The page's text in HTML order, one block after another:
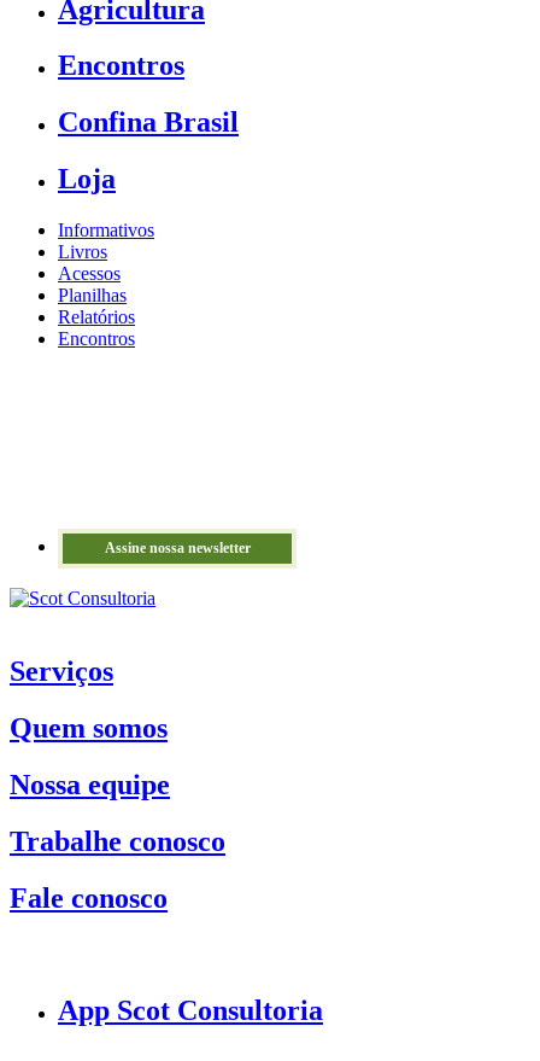
Agricultura
Encontros
Confina Brasil
Loja
Informativos
Livros
Acessos
Planilhas
Relatórios
Encontros
Assine nossa newsletter
Serviços
Quem somos
Nossa equipe
Trabalhe conosco
Fale conosco
App Scot Consultoria